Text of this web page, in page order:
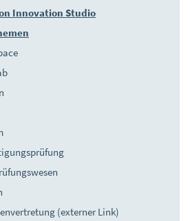
Innovation Studio
(externer Link)